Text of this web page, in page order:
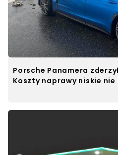
Porsche Panamera
Koszty naprawy niskie nie